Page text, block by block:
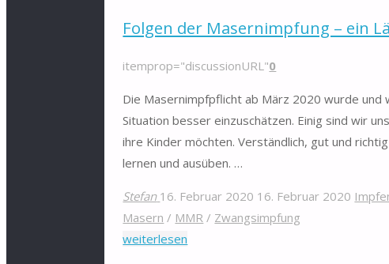
Folgen der Masernimpfung – ein
itemprop="discussionURL"0
Die Masernimpfpflicht ab März 2020 wurde
Situation besser einzuschätzen. Einig sind wir
ihre Kinder möchten. Verständlich, gut und
lernen und ausüben. …
Stefan 16. Februar 2020 16. Februar 2020
Masern / MMR / Zwangsimpfung
weiterlesen